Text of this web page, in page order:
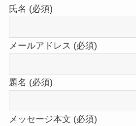
氏名 (必須)
メールアドレス (必須)
題名 (必須)
メッセージ本文 (必須)